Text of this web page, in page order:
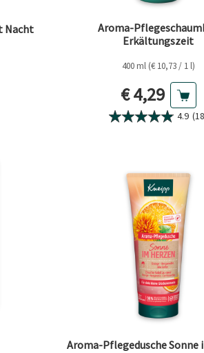
Nacht
Aroma-
Erkältungszeit
400 ml (€ 10,73 / 1 l)
Aktueller
€ 4,29
4.9
Aroma-Pflegedusche Sonne